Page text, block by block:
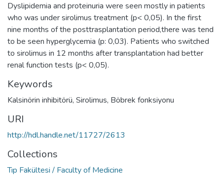
Dyslipidemia and proteinuria were seen mostly in patients
who was under sirolimus treatment (p< 0,05). In the first
nine months of the posttrasplantation period,there was tend
to be seen hyperglycemia (p: 0,03). Patients who switched
to sirolimus in 12 months after transplantation had better
renal function tests (p< 0,05).
Keywords
Kalsinörin inhibitörü, Sirolimus, Böbrek fonksiyonu
URI
http://hdl.handle.net/11727/2613
Collections
Tıp Fakültesi / Faculty of Medicine